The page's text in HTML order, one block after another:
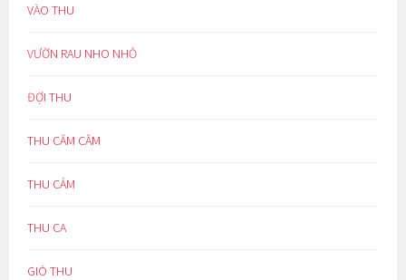
VÀO THU
VƯỜN RAU NHO NHỎ
ĐỢI THU
THU CĂM CĂM
THU CẢM
THU CA
GIÓ THU